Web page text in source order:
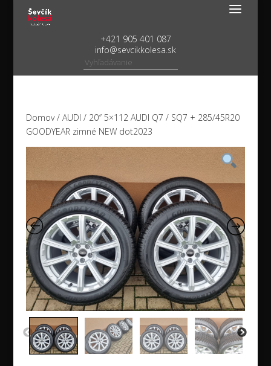
+421 905 401 087
info@sevcikkolesa.sk
Domov/ AUDI / 20″ 5×112 AUDI Q7 / SQ7 + 285/45R20
GOODYEAR zimné NEW dot2023